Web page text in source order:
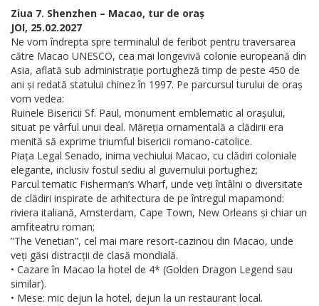
Ziua 7. Shenzhen – Macao, tur de oraș
JOI, 25.02.2027
Ne vom îndrepta spre terminalul de feribot pentru traversarea
către Macao UNESCO, cea mai longevivă colonie europeană din
Asia, aflată sub administrație portugheză timp de peste 450 de
ani și redată statului chinez în 1997. Pe parcursul turului de oraș
vom vedea:
Ruinele Bisericii Sf. Paul, monument emblematic al orașului,
situat pe vârful unui deal. Măreția ornamentală a clădirii era
menită să exprime triumful bisericii romano-catolice.
Piața Legal Senado, inima vechiului Macao, cu clădiri coloniale
elegante, inclusiv fostul sediu al guvernului portughez;
Parcul tematic Fisherman’s Wharf, unde veți întâlni o diversitate
de clădiri inspirate de arhitectura de pe întregul mapamond:
riviera italiană, Amsterdam, Cape Town, New Orleans și chiar un
amfiteatru roman;
”The Venetian”, cel mai mare resort-cazinou din Macao, unde
veți găsi distracții de clasă mondială.
• Cazare în Macao la hotel de 4* (Golden Dragon Legend sau
similar).
• Mese: mic dejun la hotel, dejun la un restaurant local.